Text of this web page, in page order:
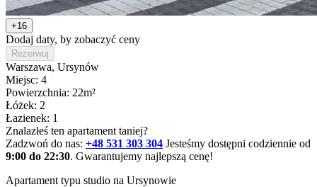
+16
Dodaj daty, by zobaczyć ceny
Rezerwuj
Warszawa, Ursynów
Miejsc: 4
Powierzchnia: 22m²
Łóżek: 2
Łazienek: 1
Znalazłeś ten apartament taniej?
Zadzwoń do nas: +48 531 303 304 Jesteśmy dostępni codziennie od
9:00 do 22:30. Gwarantujemy najlepszą cenę!
Apartament typu studio na Ursynowie